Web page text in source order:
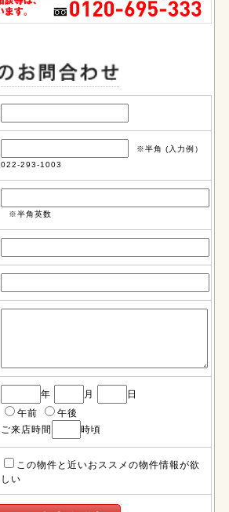
※半角 (入力例）
022-293-1003
※半角英数
年 月
日
午前
午後
ご来店時間
時頃
この物件と近いおススメの物件情報が欲
しい